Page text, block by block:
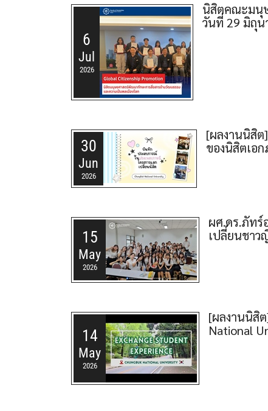
6
Jul
2026
นิสิตคณะมนุษ
วันที่ 29 มิถุน
30
Jun
2026
[ผลงานนิสิ
ของนิสิตเอ
15
May
2026
ผศ.ดร.ภัท
เปลี่ยนชาว
14
May
2026
[ผลงานนิสิ
National